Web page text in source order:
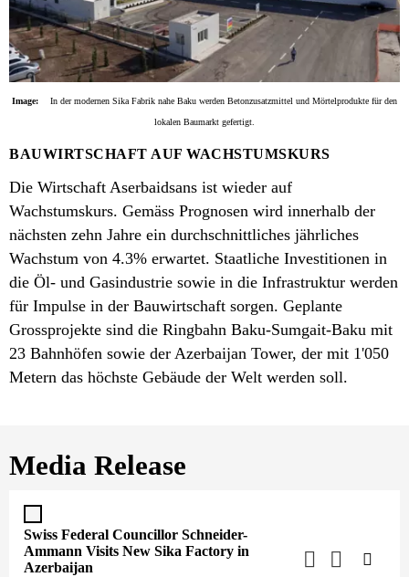
Image: In der modernen Sika Fabrik nahe Baku werden Betonzusatzmittel und Mörtelprodukte für den
lokalen Baumarkt gefertigt.
BAUWIRTSCHAFT AUF WACHSTUMSKURS
Die Wirtschaft Aserbaidsans ist wieder auf
Wachstumskurs. Gemäss Prognosen wird innerhalb der
nächsten zehn Jahre ein durchschnittliches jährliches
Wachstum von 4.3% erwartet. Staatliche Investitionen in
die Öl- und Gasindustrie sowie in die Infrastruktur werden
für Impulse in der Bauwirtschaft sorgen. Geplante
Grossprojekte sind die Ringbahn Baku-Sumgait-Baku mit
23 Bahnhöfen sowie der Azerbaijan Tower, der mit 1'050
Metern das höchste Gebäude der Welt werden soll.
Media Release
Swiss Federal Councillor Schneider-
Ammann Visits New Sika Factory in
Azerbaijan